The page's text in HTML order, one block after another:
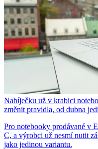
Nabíječku už v krabici
změnit pravidla, od dubna
Pro notebooky prodávané v
C, a výrobci už nesmí nutit
jako jedinou variantu.